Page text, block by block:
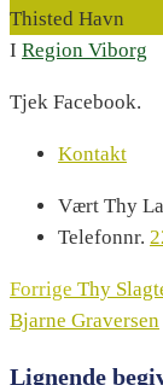
Thisted Havn
I Region Viborg
Tjek Facebook.
Kontakt
Vært Thy
Telefonnr.
Forrige Thy
Bjarne Graversen
Lignende